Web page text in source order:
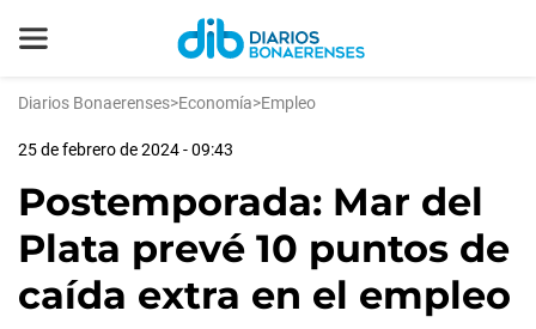
Diarios Bonaerenses>Economía>Empleo
25 de febrero de 2024 - 09:43
Postemporada: Mar del
Plata prevé 10 puntos de
caída extra en el empleo